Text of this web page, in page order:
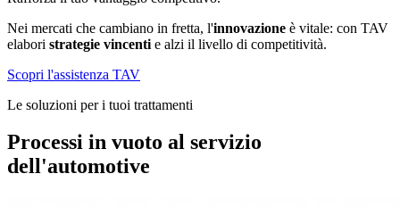
Nei mercati che cambiano in fretta, l'innovazione è vitale: con TAV
elabori strategie vincenti e alzi il livello di competitività.
Scopri l'assistenza TAV
Le soluzioni per i tuoi trattamenti
Processi in vuoto al servizio
dell'automotive